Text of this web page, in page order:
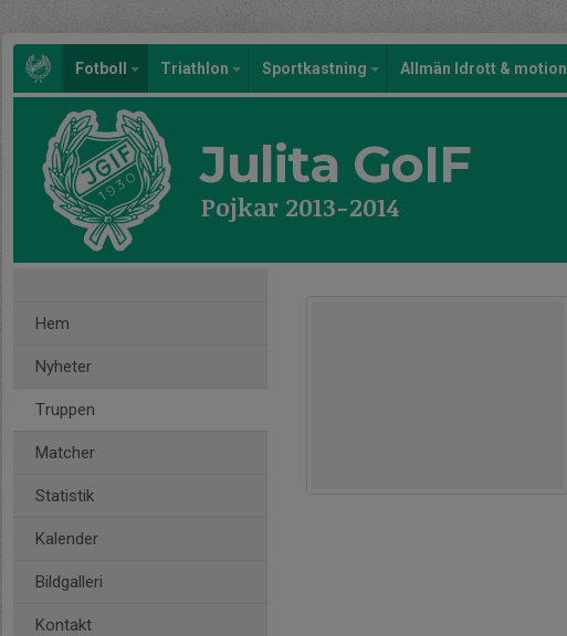
Fotboll Triathlon Sportkastning Allmän Idrott & motion
Julita GoIF
Pojkar 2013-2014
Hem
Nyheter
Truppen
Matcher
Statistik
Kalender
Bildgalleri
Kontakt